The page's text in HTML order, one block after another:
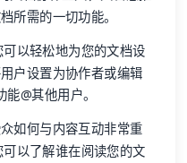
所需的一切功能。
以轻松地为您的文档设
户设置为协作者或编辑
@其他用户。
如何与内容互动非常重
以了解谁在阅读您的文